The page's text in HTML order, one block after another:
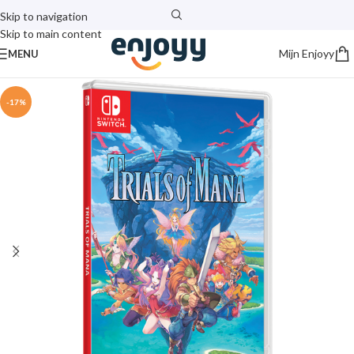
Skip to navigation
Skip to main content
MENU Mijn Enjoyy
-17%